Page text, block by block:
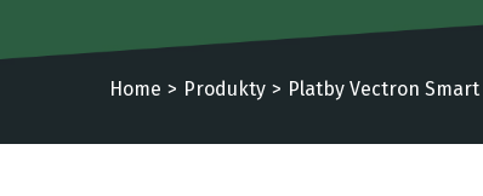
Home Produkty Platby Vectron Smart